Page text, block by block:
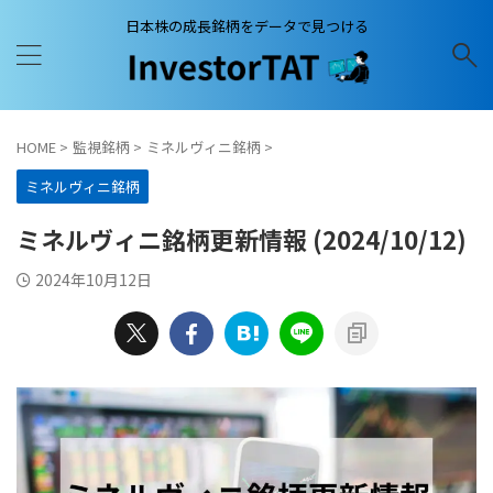
日本株の成長銘柄をデータで見つける
HOME > 監視銘柄 > ミネルヴィニ銘柄 >
ミネルヴィニ銘柄
ミネルヴィニ銘柄更新情報 (2024/10/12)
2024年10月12日